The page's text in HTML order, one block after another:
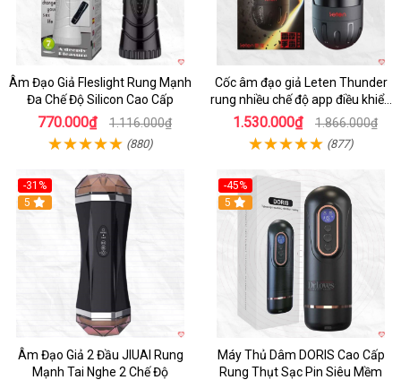
Âm Đạo Giả Fleslight Rung Mạnh
Đa Chế Độ Silicon Cao Cấp
770.000₫ 1.116.000₫
(880)
Cốc âm đạo giả Leten Thunder
rung nhiều chế độ app điều khiển
tiện lợi
1.530.000₫ 1.866.000₫
(877)
-31%
5
Âm Đạo Giả 2 Đầu JIUAI Rung
Mạnh Tai Nghe 2 Chế Độ
-45%
Hot
5
Máy Thủ Dâm DORIS Cao Cấp
Rung Thụt Sạc Pin Siêu Mềm